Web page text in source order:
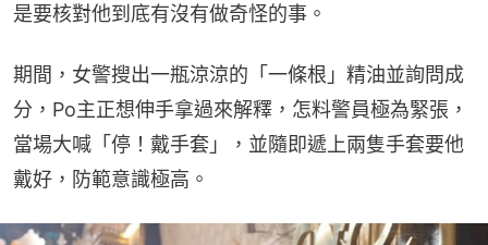
是要核對他到底有沒有做奇怪的事。
期間，女警搜出一瓶涼涼的「一條根」精油並詢問成
分，Po主正想伸手拿過來解釋，怎料警員極為緊張，
當場大喊「停！戴手套」，並隨即遞上兩隻手套要他
戴好，防範意識極高。